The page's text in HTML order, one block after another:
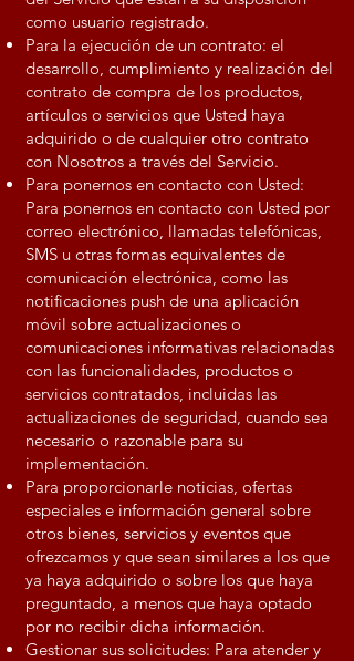
como usuario registrado.
Para la ejecución de un contrato: el
desarrollo, cumplimiento y realización del
contrato de compra de los productos,
artículos o servicios que Usted haya
adquirido o de cualquier otro contrato
con Nosotros a través del Servicio.
Para ponernos en contacto con Usted:
Para ponernos en contacto con Usted por
correo electrónico, llamadas telefónicas,
SMS u otras formas equivalentes de
comunicación electrónica, como las
notificaciones push de una aplicación
móvil sobre actualizaciones o
comunicaciones informativas relacionadas
con las funcionalidades, productos o
servicios contratados, incluidas las
actualizaciones de seguridad, cuando sea
necesario o razonable para su
implementación.
Para proporcionarle noticias, ofertas
especiales e información general sobre
otros bienes, servicios y eventos que
ofrezcamos y que sean similares a los que
ya haya adquirido o sobre los que haya
preguntado, a menos que haya optado
por no recibir dicha información.
Gestionar sus solicitudes: Para atender y